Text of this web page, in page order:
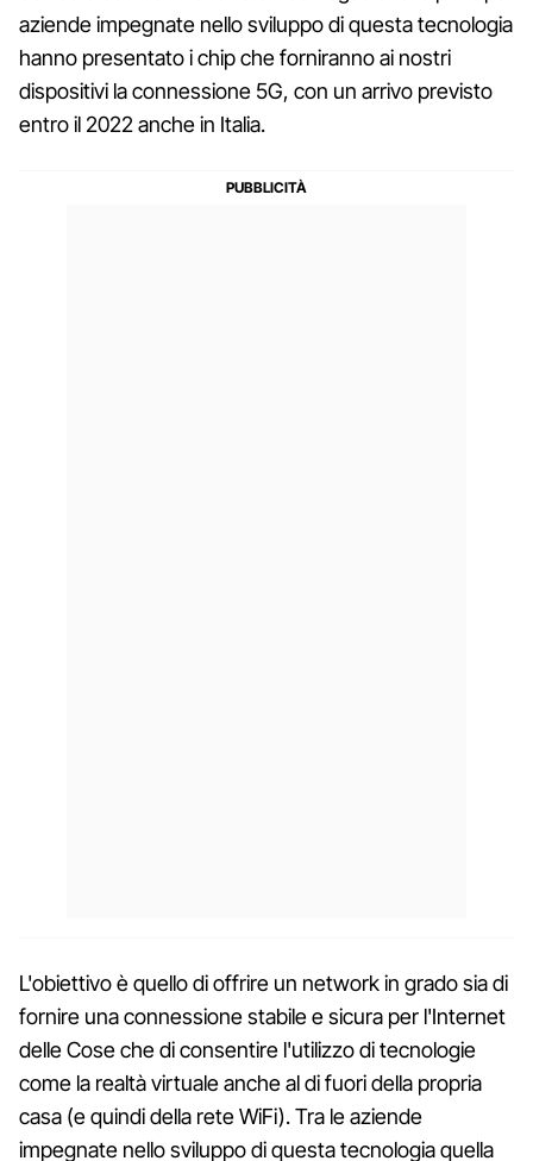
aziende impegnate nello sviluppo di questa tecnologia
hanno presentato i chip che forniranno ai nostri
dispositivi la connessione 5G, con un arrivo previsto
entro il 2022 anche in Italia.
L'obiettivo è quello di offrire un network in grado sia di
fornire una connessione stabile e sicura per l'Internet
delle Cose che di consentire l'utilizzo di tecnologie
come la realtà virtuale anche al di fuori della propria
casa (e quindi della rete WiFi). Tra le aziende
impegnate nello sviluppo di questa tecnologia quella